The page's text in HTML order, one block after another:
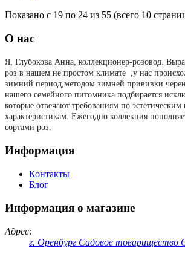
Показано с 19 по 24 из 55 (всего 10
О нас
Я, Глубокова Анна, коллекционер-розовод.
роз в нашем не простом климате ,у нас
зимний период,методом зимней прививки
нашего семейного питомника подбирается
которые отвечают требованиям по
характеристикам. Ежегодно коллекция
сортами роз.
Информация
Контакты
Блог
Информация о магазине
Адрес:
г. Оренбург Садовое товарищество